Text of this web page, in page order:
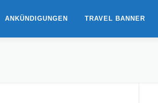
ANKÜNDIGUNGEN TRAVEL BANNER